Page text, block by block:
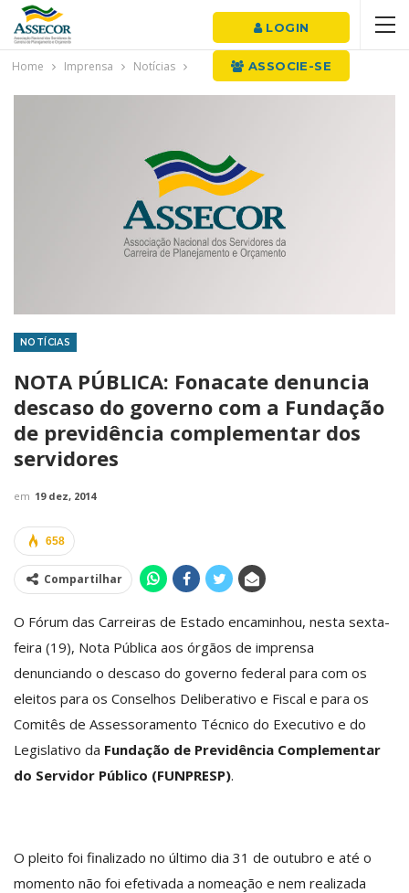
LOGIN
ASSOCIE-SE
Home Imprensa Notícias
NOTÍCIAS
NOTA PÚBLICA: Fonacate denuncia
descaso do governo com a Fundação
de previdência complementar dos
servidores
em 19 dez, 2014
658
Compartilhar
O Fórum das Carreiras de Estado encaminhou, nesta sexta-
feira (19), Nota Pública aos órgãos de imprensa
denunciando o descaso do governo federal para com os
eleitos para os Conselhos Deliberativo e Fiscal e para os
Comitês de Assessoramento Técnico do Executivo e do
Legislativo da Fundação de Previdência Complementar
do Servidor Público (FUNPRESP).
O pleito foi finalizado no último dia 31 de outubro e até o
momento não foi efetivada a nomeação e nem realizada